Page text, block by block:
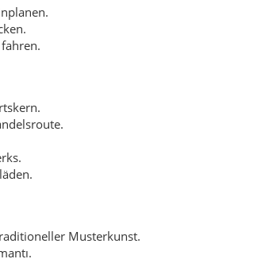
Musterkunst.
& Stegen.
für Flussufer & Feste; Winter ruhig & klar.
Ortskern fußläufig.
& Material achten.
& Sakralbauten halten.